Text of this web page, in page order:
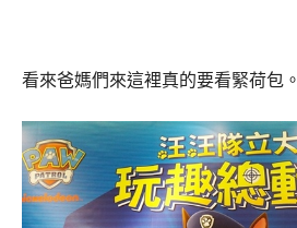
看來爸媽們來這裡真的要看緊荷包。